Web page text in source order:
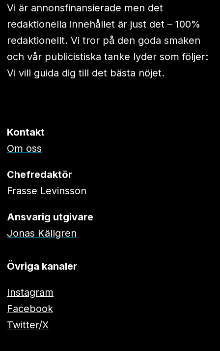
Vi är annonsfinansierade men det
redaktionella innehållet är just det – 100%
redaktionellt. Vi tror på den goda smaken
och vår publicistiska tanke lyder som följer:
Vi vill guida dig till det bästa nöjet.
Kontakt
Om oss
Chefredaktör
Frasse Levinsson
Ansvarig utgivare
Jonas Källgren
Övriga kanaler
Instagram
Facebook
Twitter/X